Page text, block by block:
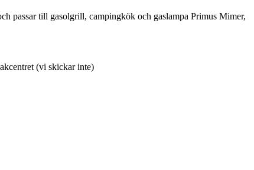
passar till gasolgrill, campingkök och gaslampa Primus Mimer,
(vi skickar inte)